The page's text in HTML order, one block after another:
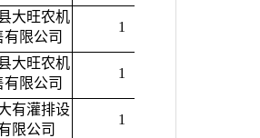
大旺农机
有限公司
1
大旺农机
有限公司
1
有灌排设
限公司
1